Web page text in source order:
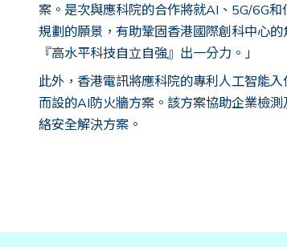
案。是次與應科院的合作將就AI、5G/6G
規劃的願景，有助鞏固香港國際創科中心
『高水平科技自立自強』出一分力。」
此外，香港電訊將應科院的專利人工智能
而設的AI防火牆方案。該方案協助企業檢
絡安全解決方案。